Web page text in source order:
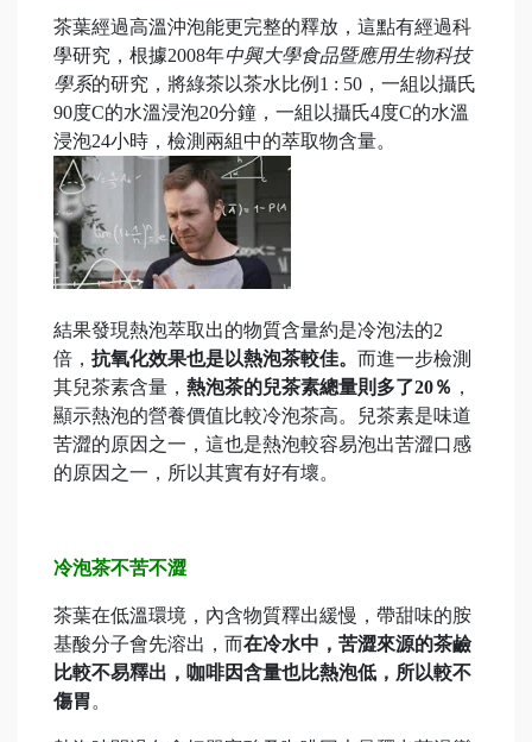
茶葉經過高溫沖泡能更完整的釋放，這點有經過科
學研究，根據2008年中興大學食品暨應用生物科技
學系的研究，將綠茶以茶水比例1 : 50，一組以攝氏
90度C的水溫浸泡20分鐘，一組以攝氏4度C的水溫
浸泡24小時，檢測兩組中的萃取物含量。
結果發現熱泡萃取出的物質含量約是冷泡法的2
倍， 抗氧化效果也是以熱泡茶較佳。 而進一步檢測
其兒茶素含量， 熱泡茶的兒茶素總量則多了20％ ，
顯示熱泡的營養價值比較冷泡茶高。兒茶素是味道
苦澀的原因之一，這也是熱泡較容易泡出苦澀口感
的原因之一，所以其實有好有壞。
冷泡茶不苦不澀
茶葉在低溫環境，內含物質釋出緩慢，帶甜味的胺
基酸分子會先溶出，而在冷水中，苦澀來源的茶鹼
比較不易釋出，咖啡因含量也比熱泡低，所以較不
傷胃。